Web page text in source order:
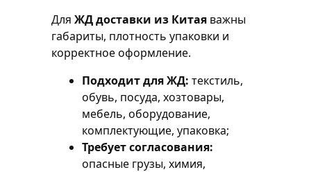
Для ЖД доставки из Китая важны
габариты, плотность упаковки и
корректное оформление.
Подходит для ЖД: текстиль,
обувь, посуда, хозтовары,
мебель, оборудование,
комплектующие, упаковка;
Требует согласования:
опасные грузы, химия,